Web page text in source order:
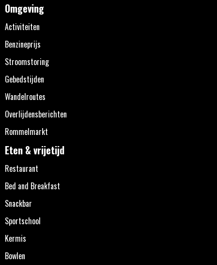
Omgeving
Activiteiten
Benzineprijs
Stroomstoring
Gebedstijden
Wandelroutes
Overlijdensberichten
Rommelmarkt
Eten & vrijetijd
Restaurant
Bed and Breakfast
Snackbar
Sportschool
Kermis
Bowlen